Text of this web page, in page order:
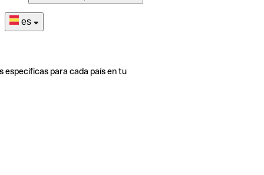
es
específicas para cada país en tu